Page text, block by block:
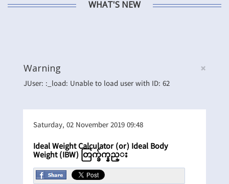
WHAT'S NEW
×
Warning
JUser: :_load: Unable to load user with ID: 62
Saturday, 02 November 2019 09:48
Ideal Weight Calculator (or) Ideal Body
Weight (IBW) တြက္ခ်က္နည္း